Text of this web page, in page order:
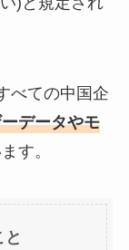
べての中国企
データやモ
す。
と